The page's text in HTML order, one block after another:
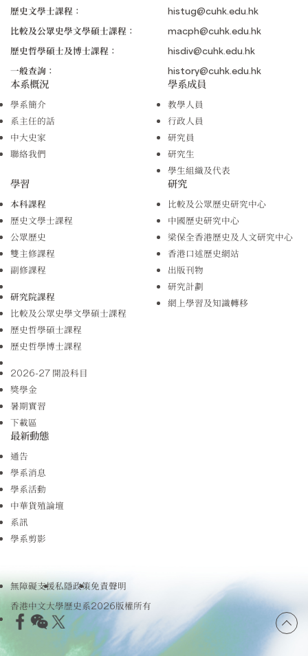
歷史文學士課程：
histug@cuhk.edu.hk
比較及公眾史學文學碩士課程：
macph@cuhk.edu.hk
歷史哲學碩士及博士課程：
hisdiv@cuhk.edu.hk
一般查詢：
history@cuhk.edu.hk
本系概況
學系簡介
系主任的話
中大史家
聯絡我們
學系成員
教學人員
行政人員
研究員
研究生
學生組織及代表
學習
本科課程
歷史文學士課程
公眾歷史
雙主修課程
副修課程
研究院課程
比較及公眾史學文學碩士課程
歷史哲學碩士課程
歷史哲學博士課程
2026-27 開設科目
獎學金
暑期實習
下載區
研究
比較及公眾歷史研究中心
中國歷史研究中心
梁保全香港歷史及人文研究中心
香港口述歷史網站
出版刊物
研究計劃
網上學習及知識轉移
最新動態
通告
學系消息
學系活動
中華貨殖論壇
系訊
學系剪影
無障礙支援私隱政策免責聲明
香港中文大學歷史系2026版權所有